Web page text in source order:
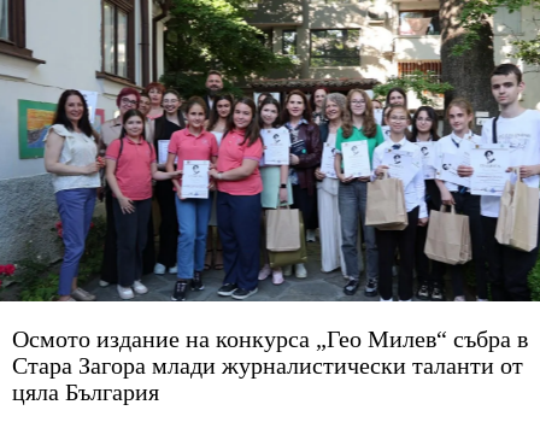
Осмото издание на конкурса „Гео Милев“ събра в
Стара Загора млади журналистически таланти от
цяла България